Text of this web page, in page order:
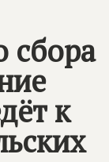
сбора
к